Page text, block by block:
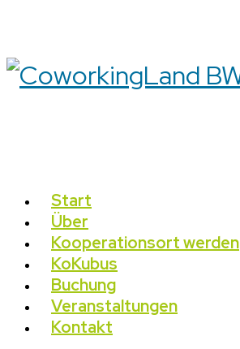
Start
Über
Kooperationsort werden
KoKubus
Buchung
Veranstaltungen
Kontakt